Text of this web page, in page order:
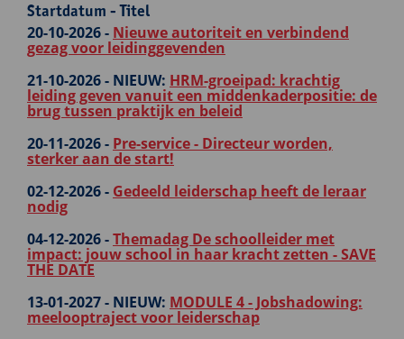
Startdatum - Titel
20-10-2026 - Nieuwe autoriteit en verbindend
gezag voor leidinggevenden
21-10-2026 - NIEUW: HRM-groeipad: krachtig
leiding geven vanuit een middenkaderpositie: de
brug tussen praktijk en beleid
20-11-2026 - Pre-service - Directeur worden,
sterker aan de start!
02-12-2026 - Gedeeld leiderschap heeft de leraar
nodig
04-12-2026 -Themadag De schoolleider met
impact: jouw school in haar kracht zetten - SAVE
THE DATE
13-01-2027 - NIEUW: MODULE 4 - Jobshadowing:
meelooptraject voor leiderschap